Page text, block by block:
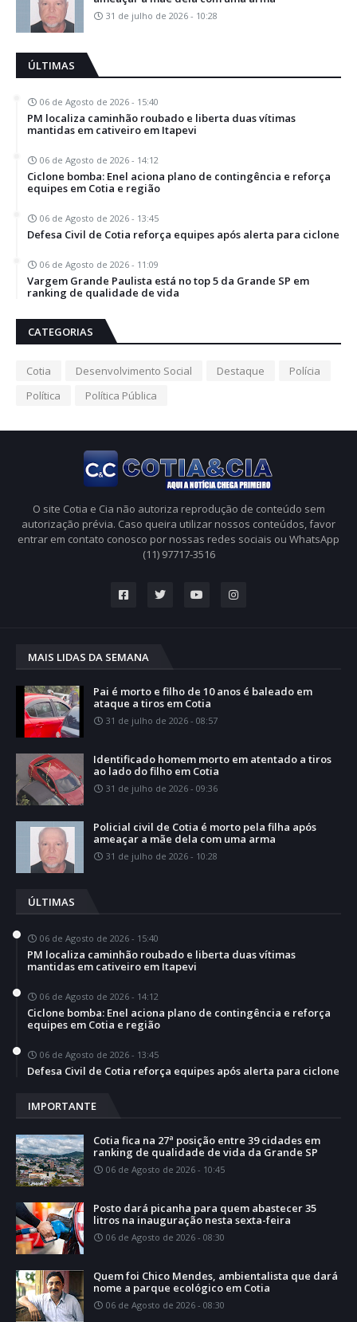
31 de julho de 2026 - 10:28
ÚLTIMAS
06 de Agosto de 2026 - 15:40
PM localiza caminhão roubado e liberta duas vítimas
mantidas em cativeiro em Itapevi
06 de Agosto de 2026 - 14:12
Ciclone bomba: Enel aciona plano de contingência e reforça
equipes em Cotia e região
06 de Agosto de 2026 - 13:45
Defesa Civil de Cotia reforça equipes após alerta para ciclone
06 de Agosto de 2026 - 11:09
Vargem Grande Paulista está no top 5 da Grande SP em
ranking de qualidade de vida
CATEGORIAS
Cotia Desenvolvimento Social Destaque
Polícia
Política
Política Pública
O site Cotia e Cia não autoriza reprodução de conteúdo sem
autorização prévia. Caso queira utilizar nossos conteúdos, favor
entrar em contato conosco por nossas redes sociais ou WhatsApp
(11) 97717-3516
MAIS LIDAS DA SEMANA
Pai é morto e filho de 10 anos é baleado em
ataque a tiros em Cotia
31 de julho de 2026 - 08:57
Identificado homem morto em atentado a tiros
ao lado do filho em Cotia
31 de julho de 2026 - 09:36
Policial civil de Cotia é morto pela filha após
ameaçar a mãe dela com uma arma
31 de julho de 2026 - 10:28
ÚLTIMAS
06 de Agosto de 2026 - 15:40
PM localiza caminhão roubado e liberta duas vítimas
mantidas em cativeiro em Itapevi
06 de Agosto de 2026 - 14:12
Ciclone bomba: Enel aciona plano de contingência e reforça
equipes em Cotia e região
06 de Agosto de 2026 - 13:45
Defesa Civil de Cotia reforça equipes após alerta para ciclone
IMPORTANTE
Cotia fica na 27ª posição entre 39 cidades em
ranking de qualidade de vida da Grande SP
06 de Agosto de 2026 - 10:45
Posto dará picanha para quem abastecer 35
litros na inauguração nesta sexta-feira
06 de Agosto de 2026 - 08:30
Quem foi Chico Mendes, ambientalista que dará
nome a parque ecológico em Cotia
06 de Agosto de 2026 - 08:30